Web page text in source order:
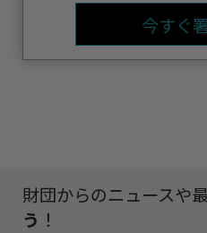
今すぐ
財団からのニュースや
う ！